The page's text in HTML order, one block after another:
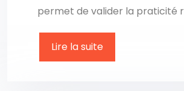
permet de valider la praticité
Lire la suite